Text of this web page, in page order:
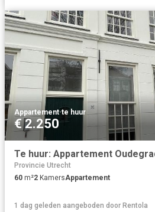
Appartement·te huur
€ 2.250
Te huur: Appartement
Provincie Utrecht
60 m²2 KamersAppartement
1 dag geleden aangeboden door Rentola